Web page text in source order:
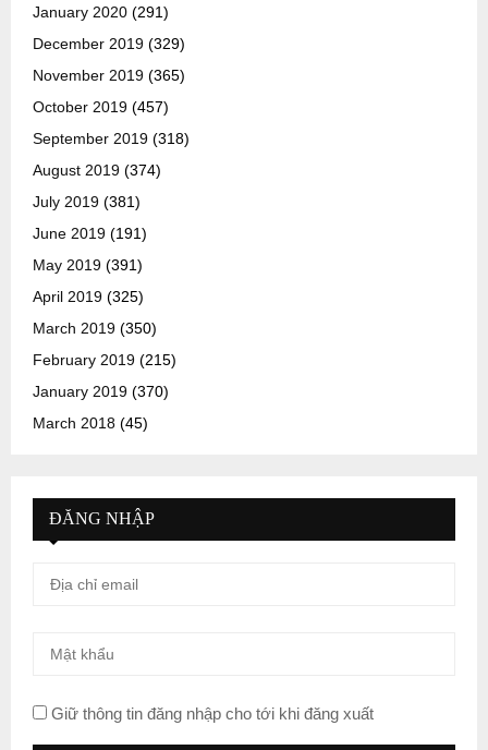
January 2020 (291)
December 2019 (329)
November 2019 (365)
October 2019 (457)
September 2019 (318)
August 2019 (374)
July 2019 (381)
June 2019 (191)
May 2019 (391)
April 2019 (325)
March 2019 (350)
February 2019 (215)
January 2019 (370)
March 2018 (45)
ĐĂNG NHẬP
Giữ thông tin đăng nhập cho tới khi đăng xuất